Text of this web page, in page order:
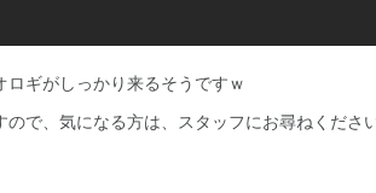
ギがしっかり来るそうですｗ
で、気になる方は、スタッフにお尋ねくださ